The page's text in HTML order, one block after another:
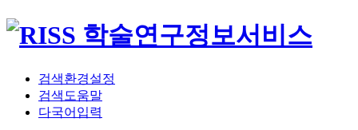
검색환경설정
검색도움말
다국어입력